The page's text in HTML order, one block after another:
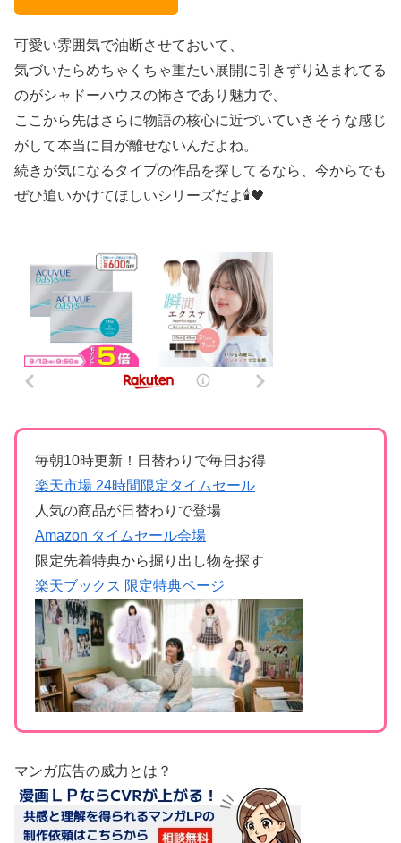
可愛い雰囲気で油断させておいて、
気づいたらめちゃくちゃ重たい展開に引きずり込まれてる
のがシャドーハウスの怖さであり魅力で、
ここから先はさらに物語の核心に近づいていきそうな感じ
がして本当に目が離せないんだよね。
続きが気になるタイプの作品を探してるなら、今からでも
ぜひ追いかけてほしいシリーズだよ🕯️🖤
毎朝10時更新！日替わりで毎日お得
楽天市場 24時間限定タイムセール
人気の商品が日替わりで登場
Amazon タイムセール会場
限定先着特典から掘り出し物を探す
楽天ブックス 限定特典ページ
マンガ広告の威力とは？